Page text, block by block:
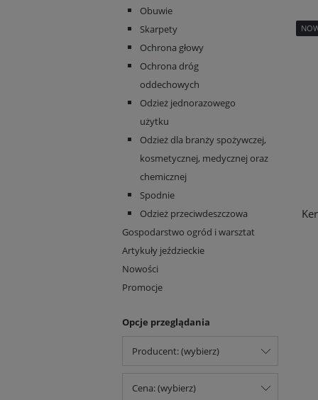
Obuwie
Skarpety
Ochrona głowy
Ochrona dróg
oddechowych
Odzież jednorazowego
użytku
Odzież dla branży spożywczej,
kosmetycznej, medycznej oraz
chemicznej
Spodnie
Odzież przeciwdeszczowa
Gospodarstwo ogród i warsztat
Artykuły jeździeckie
Nowości
Promocje
Opcje przeglądania
Producent: (wybierz)
Cena: (wybierz)